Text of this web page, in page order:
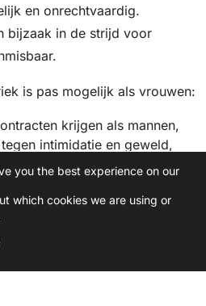
en onrechtvaardig.
bijzaak in de strijd voor
is pas mogelijk als vrouwen:
krijgen als mannen,
intimidatie en geweld,
hebben over hun werk en
moeten
Dat betekent: strenge
you the best experience on our
which cookies we are using or